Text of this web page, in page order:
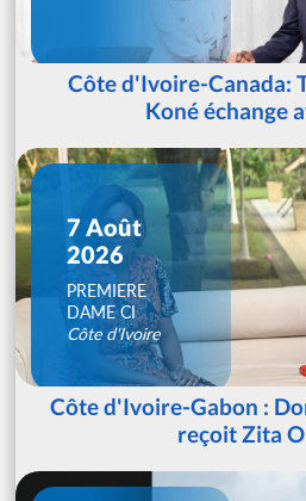
Côte d'Ivoire-Canada:
Koné échange
7 Août
2026
PREMIERE
DAME CI
Côte d'Ivoire
Côte d'Ivoire-Gabon :
reçoit Zita